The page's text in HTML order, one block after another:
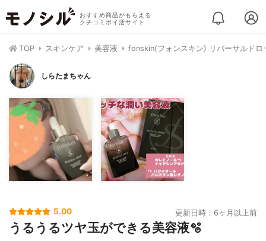
おすすめ商品がもらえる
クチコミポイ活サイト
TOP スキンケア 美容液 fonskin(フォンスキン) リバーサルドロ
しらたまちゃん
5.00 更新日時：6ヶ月以上前
うるうるツヤ玉ができる美容液🫧